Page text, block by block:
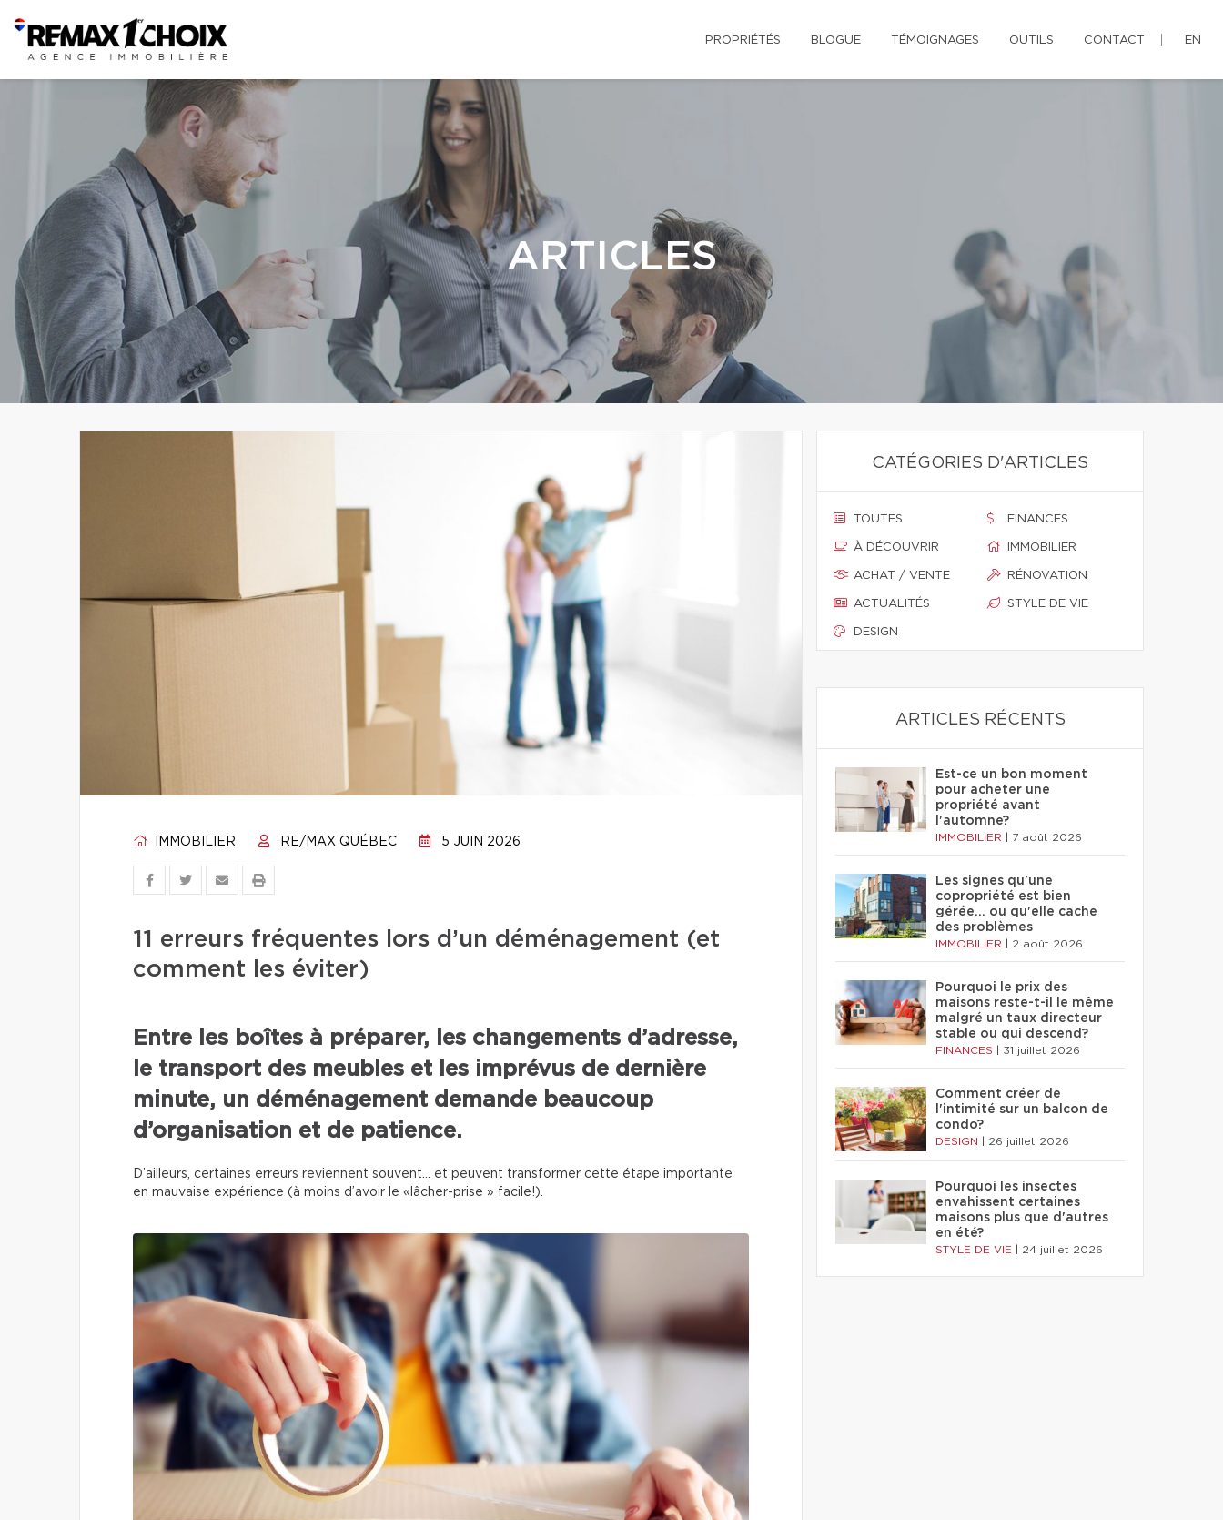
PROPRIÉTÉS BLOGUE TÉMOIGNAGES OUTILS CONTACT EN
ARTICLES
IMMOBILIER RE/MAX QUÉBEC 5 JUIN 2026
11 erreurs fréquentes lors d’un déménagement (et
comment les éviter)
Entre les boîtes à préparer, les changements d’adresse,
le transport des meubles et les imprévus de dernière
minute, un déménagement demande beaucoup
d’organisation et de patience.
D’ailleurs, certaines erreurs reviennent souvent… et peuvent transformer cette étape importante
en mauvaise expérience (à moins d’avoir le «lâcher-prise » facile!).
CATÉGORIES D'ARTICLES
TOUTES
À DÉCOUVRIR
ACHAT / VENTE
ACTUALITÉS
DESIGN
FINANCES
IMMOBILIER
RÉNOVATION
STYLE DE VIE
ARTICLES RÉCENTS
Est-ce un bon moment
pour acheter une
propriété avant
l'automne?
IMMOBILIER 7 août 2026
Les signes qu'une
copropriété est bien
gérée… ou qu'elle cache
des problèmes
IMMOBILIER 2 août 2026
Pourquoi le prix des
maisons reste-t-il le même
malgré un taux directeur
stable ou qui descend?
FINANCES 31 juillet 2026
Comment créer de
l'intimité sur un balcon de
condo?
DESIGN 26 juillet 2026
Pourquoi les insectes
envahissent certaines
maisons plus que d'autres
en été?
STYLE DE VIE 24 juillet 2026